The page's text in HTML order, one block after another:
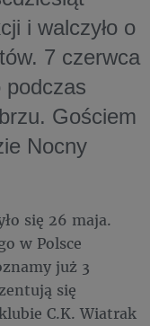
i walczyło o
7 czerwca
podczas
Gościem
Nocny
się 26 maja.
w Polsce
już 3
się
C.K. Wiatrak